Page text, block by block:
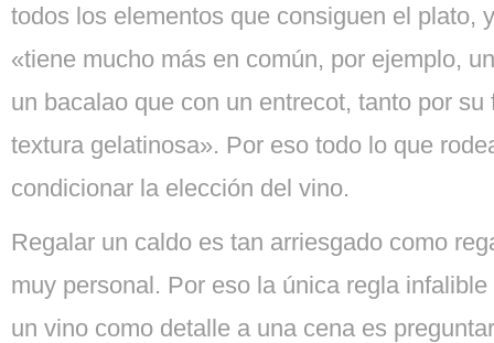
todos los elementos que consiguen el plato,
«tiene mucho más en común, por ejemplo,
un bacalao que con un entrecot, tanto por su
textura gelatinosa». Por eso todo lo que
condicionar la elección del vino.
Regalar un caldo es tan arriesgado como
muy personal. Por eso la única regla
un vino como detalle a una cena es